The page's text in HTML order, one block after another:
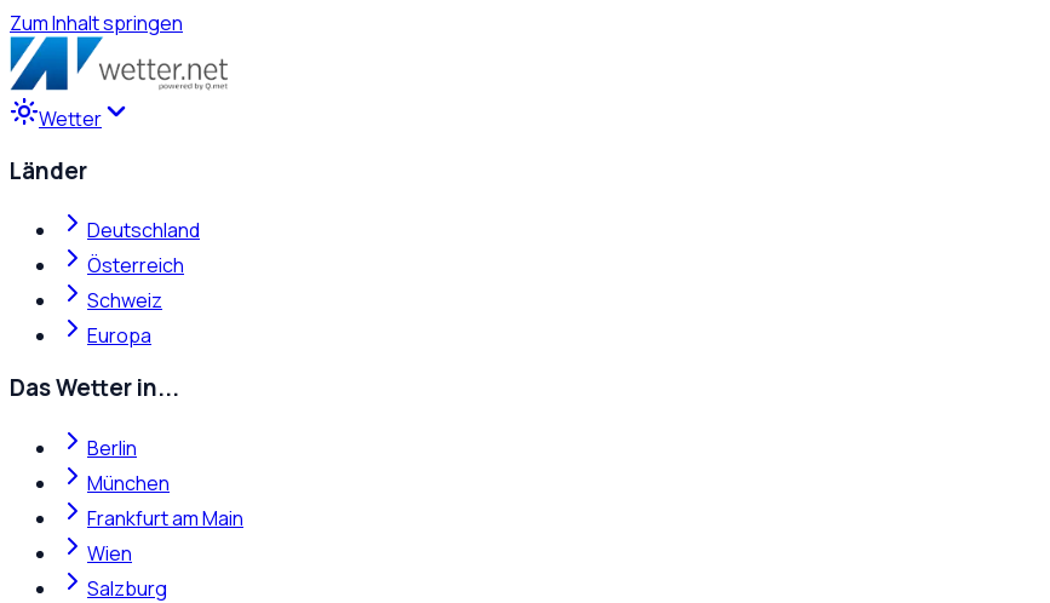
Zum Inhalt springen
Wetter
Länder
Deutschland
Österreich
Schweiz
Europa
Das Wetter in...
Berlin
München
Frankfurt am Main
Wien
Salzburg